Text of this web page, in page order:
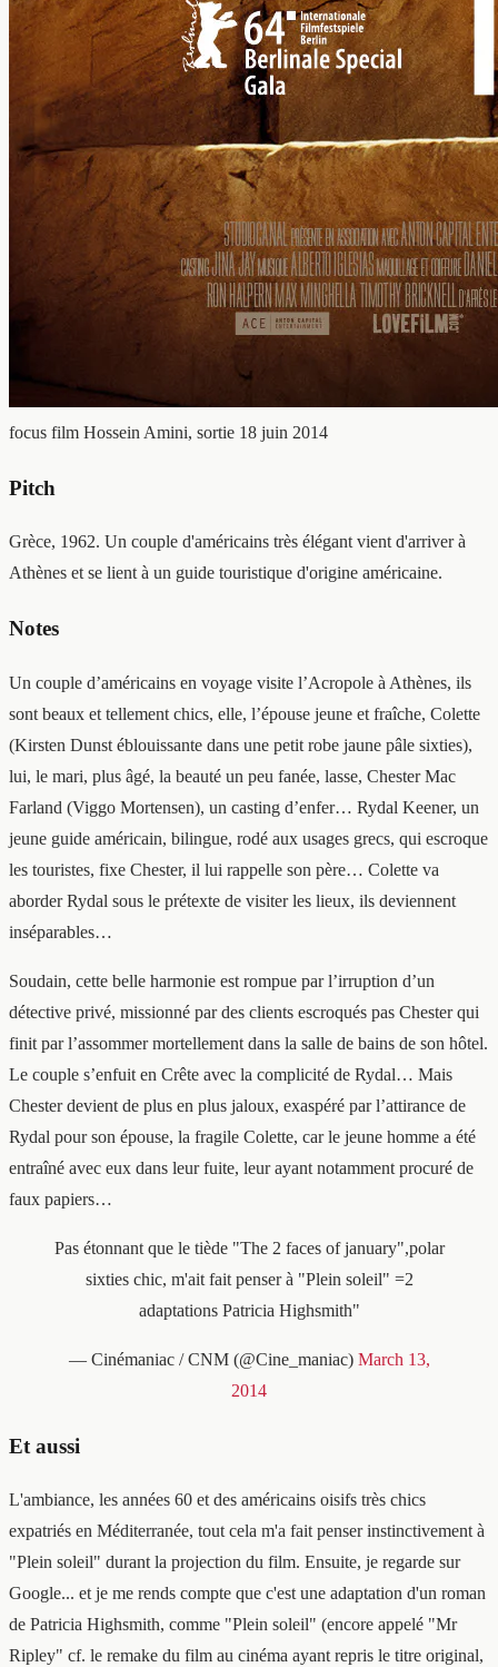
focus film Hossein Amini, sortie 18 juin 2014
Pitch
Grèce, 1962. Un couple d'américains très élégant vient d'arriver à
Athènes et se lient à un guide touristique d'origine américaine.
Notes
Un couple d’américains en voyage visite l’Acropole à Athènes, ils
sont beaux et tellement chics, elle, l’épouse jeune et fraîche, Colette
(Kirsten Dunst éblouissante dans une petit robe jaune pâle sixties),
lui, le mari, plus âgé, la beauté un peu fanée, lasse, Chester Mac
Farland (Viggo Mortensen), un casting d’enfer… Rydal Keener, un
jeune guide américain, bilingue, rodé aux usages grecs, qui escroque
les touristes, fixe Chester, il lui rappelle son père… Colette va
aborder Rydal sous le prétexte de visiter les lieux, ils deviennent
inséparables…
Soudain, cette belle harmonie est rompue par l’irruption d’un
détective privé, missionné par des clients escroqués pas Chester qui
finit par l’assommer mortellement dans la salle de bains de son hôtel.
Le couple s’enfuit en Crête avec la complicité de Rydal… Mais
Chester devient de plus en plus jaloux, exaspéré par l’attirance de
Rydal pour son épouse, la fragile Colette, car le jeune homme a été
entraîné avec eux dans leur fuite, leur ayant notamment procuré de
faux papiers…
Pas étonnant que le tiède "The 2 faces of january",polar
sixties chic, m'ait fait penser à "Plein soleil" =2
adaptations Patricia Highsmith"
— Cinémaniac / CNM (@Cine_maniac) March 13,
2014
Et aussi
L'ambiance, les années 60 et des américains oisifs très chics
expatriés en Méditerranée, tout cela m'a fait penser instinctivement à
"Plein soleil" durant la projection du film. Ensuite, je regarde sur
Google... et je me rends compte que c'est une adaptation d'un roman
de Patricia Highsmith, comme "Plein soleil" (encore appelé "Mr
Ripley" cf. le remake du film au cinéma ayant repris le titre original,